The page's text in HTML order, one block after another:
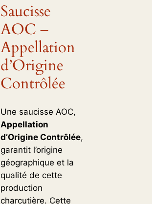
Saucisse
AOC –
Appellation
d’Origine
Contrôlée
Une saucisse AOC,
Appellation
d’Origine Contrôlée,
garantit l’origine
géographique et la
qualité de cette
production
charcutière. Cette